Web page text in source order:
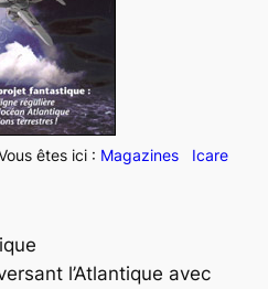
c
h
e
r
êtes ici : Magazines Icare
l’Atlantique avec